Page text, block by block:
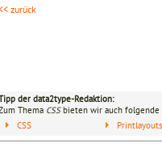
zurück
der data2type-Redaktion:
Thema CSSbieten wir auch folgende
CSS